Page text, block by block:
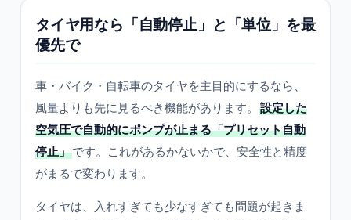
タイヤ用なら「自動停止」と「単位」を最
優先で
車・バイク・自転車のタイヤを主目的にするなら、
風量よりも先に見るべき機能があります。
設定した
空気圧で自動的にポンプが止まる「プリセット自動
停止」です。これがあるかないかで、安全性と精度
がまるで変わります。
タイヤは、入れすぎても少なすぎても問題が起きま